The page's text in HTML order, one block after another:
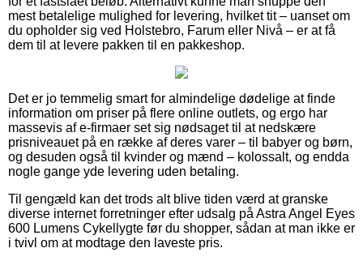
mest betalelige mulighed for levering, hvilket tit – uanset om
du opholder sig ved Holstebro, Farum eller Nivå – er at få
dem til at levere pakken til en pakkeshop.
Det er jo temmelig smart for almindelige dødelige at finde
information om priser på flere online outlets, og ergo har
massevis af e-firmaer set sig nødsaget til at nedskære
prisniveauet på en række af deres varer – til babyer og børn,
og desuden også til kvinder og mænd – kolossalt, og endda
nogle gange yde levering uden betaling.
Til gengæld kan det trods alt blive tiden værd at granske
diverse internet forretninger efter udsalg på Astra Angel Eyes
600 Lumens Cykellygte før du shopper, sådan at man ikke er
i tvivl om at modtage den laveste pris.